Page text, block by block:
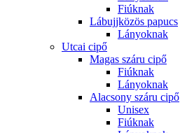
Fiúknak
Lábujjközös papucs
Lányoknak
Utcai cipő
Magas száru cipő
Fiúknak
Lányoknak
Alacsony száru cipő
Unisex
Fiúknak